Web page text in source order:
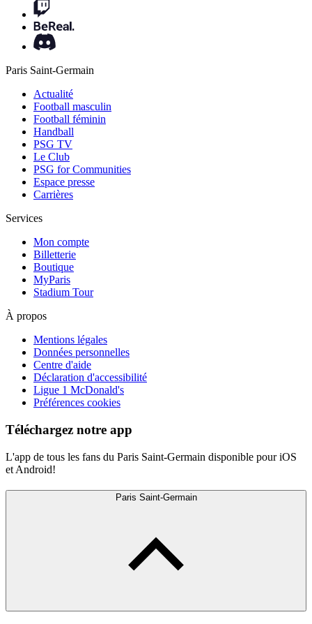
Paris Saint-Germain
Actualité
Football masculin
Football féminin
Handball
PSG TV
Le Club
PSG for Communities
Espace presse
Carrières
Services
Mon compte
Billetterie
Boutique
MyParis
Stadium Tour
À propos
Mentions légales
Données personnelles
Centre d'aide
Déclaration d'accessibilité
Ligue 1 McDonald's
Préférences cookies
Téléchargez notre app
L'app de tous les fans du Paris Saint-Germain disponible pour iOS
et Android!
Paris Saint-Germain